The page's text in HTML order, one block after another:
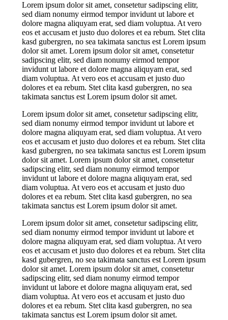
Lorem ipsum dolor sit amet, consetetur sadipscing elitr,
sed diam nonumy eirmod tempor invidunt ut labore et
dolore magna aliquyam erat, sed diam voluptua. At vero
eos et accusam et justo duo dolores et ea rebum. Stet clita
kasd gubergren, no sea takimata sanctus est Lorem ipsum
dolor sit amet. Lorem ipsum dolor sit amet, consetetur
sadipscing elitr, sed diam nonumy eirmod tempor
invidunt ut labore et dolore magna aliquyam erat, sed
diam voluptua. At vero eos et accusam et justo duo
dolores et ea rebum. Stet clita kasd gubergren, no sea
takimata sanctus est Lorem ipsum dolor sit amet.
Lorem ipsum dolor sit amet, consetetur sadipscing elitr,
sed diam nonumy eirmod tempor invidunt ut labore et
dolore magna aliquyam erat, sed diam voluptua. At vero
eos et accusam et justo duo dolores et ea rebum. Stet clita
kasd gubergren, no sea takimata sanctus est Lorem ipsum
dolor sit amet. Lorem ipsum dolor sit amet, consetetur
sadipscing elitr, sed diam nonumy eirmod tempor
invidunt ut labore et dolore magna aliquyam erat, sed
diam voluptua. At vero eos et accusam et justo duo
dolores et ea rebum. Stet clita kasd gubergren, no sea
takimata sanctus est Lorem ipsum dolor sit amet.
Lorem ipsum dolor sit amet, consetetur sadipscing elitr,
sed diam nonumy eirmod tempor invidunt ut labore et
dolore magna aliquyam erat, sed diam voluptua. At vero
eos et accusam et justo duo dolores et ea rebum. Stet clita
kasd gubergren, no sea takimata sanctus est Lorem ipsum
dolor sit amet. Lorem ipsum dolor sit amet, consetetur
sadipscing elitr, sed diam nonumy eirmod tempor
invidunt ut labore et dolore magna aliquyam erat, sed
diam voluptua. At vero eos et accusam et justo duo
dolores et ea rebum. Stet clita kasd gubergren, no sea
takimata sanctus est Lorem ipsum dolor sit amet.